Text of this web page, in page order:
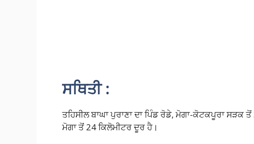
ਸਥਿਤੀ :
ਤਹਿਸੀਲ ਬਾਘਾ ਪੁਰਾਣਾ ਦਾ ਪਿੰਡ ਰੋਡੇ, ਮੋਗਾ-ਕੋਟਕਪੂਰਾ ਸੜਕ
ਮੋਗਾ ਤੋਂ 24 ਕਿਲੋਮੀਟਰ ਦੂਰ ਹੈ।